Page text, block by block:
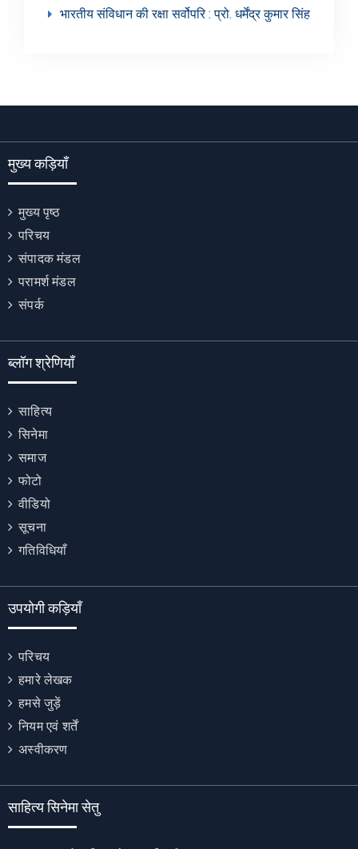
भारतीय संविधान की रक्षा सर्वोपरि : प्रो. धर्मेंद्र कुमार सिंह
मुख्य कड़ियाँ
मुख्य पृष्ठ
परिचय
संपादक मंडल
परामर्श मंडल
संपर्क
ब्लॉग श्रेणियाँ
साहित्य
सिनेमा
समाज
फोटो
वीडियो
सूचना
गतिविधियाँ
उपयोगी कड़ियाँ
परिचय
हमारे लेखक
हमसे जुड़ें
नियम एवं शर्तें
अस्वीकरण
साहित्य सिनेमा सेतु